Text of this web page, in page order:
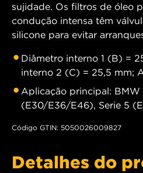
sujidade. Os filtros de óleo
condução intensa têm
silicone para evitar
Diâmetro interno 1 (B) =
interno 2 (C) = 25,5 mm;
Aplicação principal: BMW
(E30/E36/E46), Serie 5
Código GTIN: 5050026009827
Detalhes do